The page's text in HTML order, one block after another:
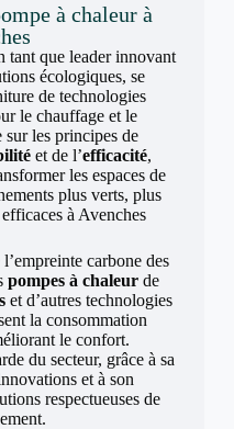
à chaleur à
tant que leader innovant
écologiques, se
de technologies
le chauffage et le
sur les principes de
et de l’efficacité,
les espaces de
plus verts, plus
à Avenches
carbone des
pompes à chaleurde
et d’autres technologies
la consommation
le confort.
du secteur, grâce à sa
et à son
respectueuses de